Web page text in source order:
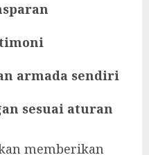
armada sendiri
sesuai aturan
memberikan